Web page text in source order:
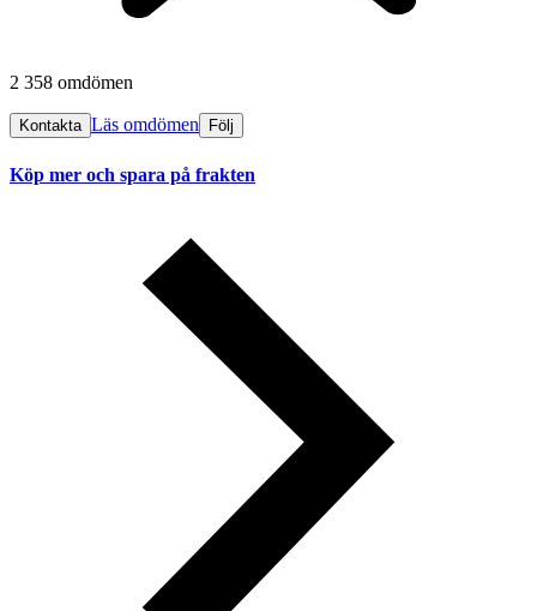
2 358 omdömen
Kontakta Läs omdömen Följ
Köp mer och spara på frakten